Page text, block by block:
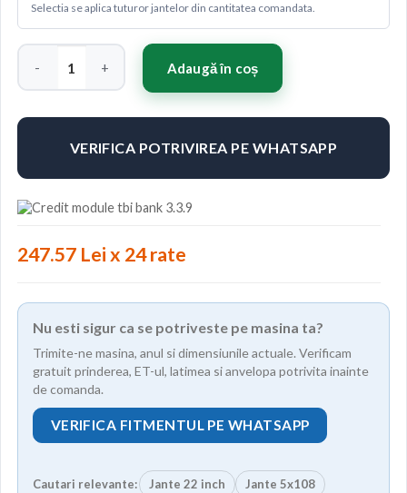
Selectia se aplica tuturor jantelor din cantitatea comandata.
Cantitate Concaver CVR6 22x10,5 ET10-46 BLANK Brushed
Adaugă în coș
VERIFICA POTRIVIREA PE WHATSAPP
247.57 Lei x 24 rate
Nu esti sigur ca se potriveste pe masina ta?
Trimite-ne masina, anul si dimensiunile actuale. Verificam
gratuit prinderea, ET-ul, latimea si anvelopa potrivita inainte
de comanda.
VERIFICA FITMENTUL PE WHATSAPP
Cautari relevante: Jante 22 inch
Jante 5x108